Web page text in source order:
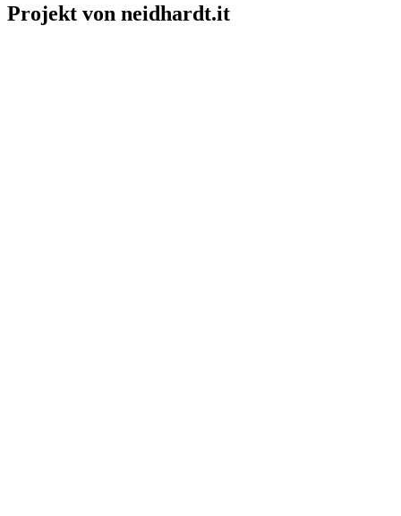
Projekt von neidhardt.it